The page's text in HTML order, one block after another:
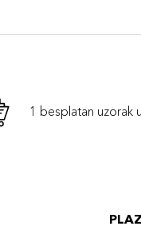
1 besplatan uzorak